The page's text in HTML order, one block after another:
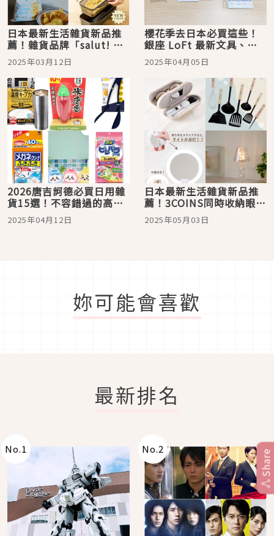
日本最新生活雜貨新品推
薦！雜貨品牌「salut! 」
推出超擬真洋芋片夾
2025年03月12日
櫻花季去日本必買這些！
銀座 LoFt 最新文具、雜
貨、美妝、伴手禮人氣商
品 TOP 3
2025年04月05日
2026唐吉訶德必買日用雜
貨15選！不容錯過的高CP
值好物
2025年04月12日
日本最新生活雜貨新品推
薦！3COINS同時收納眼鏡
&隱形眼鏡太方便
2025年05月03日
妳可能會喜歡
最新排名
No.1 No.2 Share